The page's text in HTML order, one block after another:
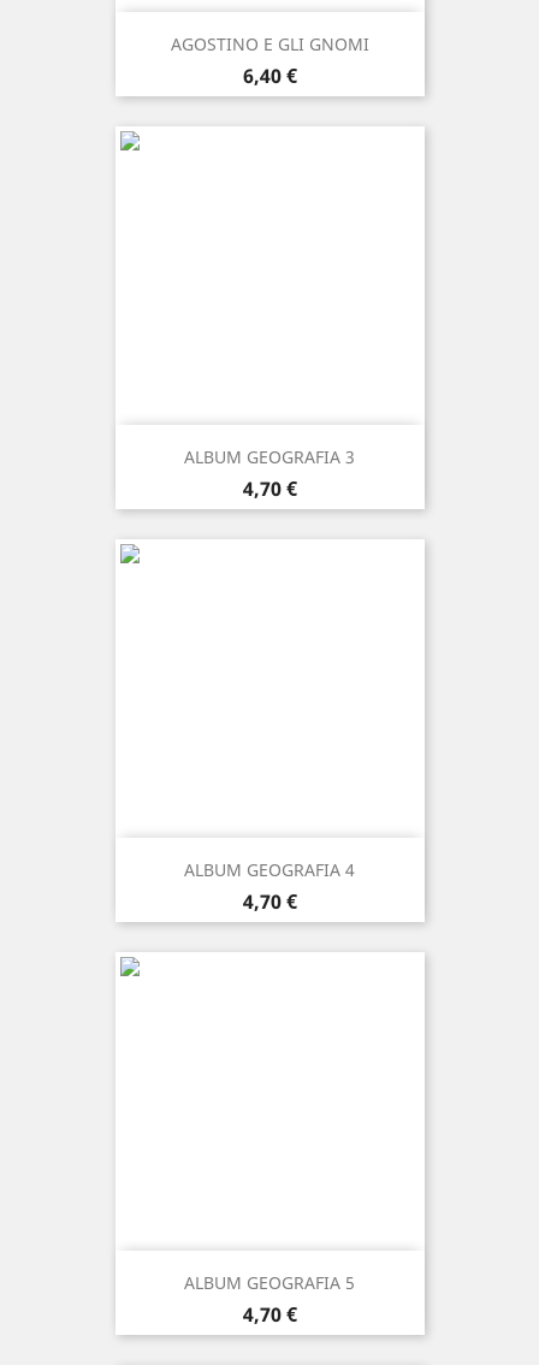
AGOSTINO E GLI GNOMI
Prezzo
6,40 €
ALBUM GEOGRAFIA 3
Prezzo
4,70 €
ALBUM GEOGRAFIA 4
Prezzo
4,70 €
ALBUM GEOGRAFIA 5
Prezzo
4,70 €